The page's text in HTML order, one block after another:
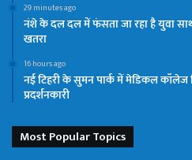
29 minutes ago
नंशे के दल दल में फंसता जा रहा है युवा
खतरा
16 hours ago
नई टिहरी के सुमन पार्क में मेडिकल कॉलेज
प्रदर्शनकारी
Most Popular Topics